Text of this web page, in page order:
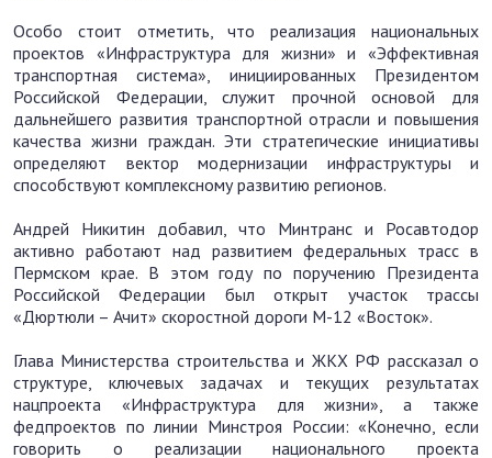
Особо стоит отметить, что реализация национальных
проектов «Инфраструктура для жизни» и «Эффективная
транспортная система», инициированных Президентом
Российской Федерации, служит прочной основой для
дальнейшего развития транспортной отрасли и повышения
качества жизни граждан. Эти стратегические инициативы
определяют вектор модернизации инфраструктуры и
способствуют комплексному развитию регионов.
Андрей Никитин добавил, что Минтранс и Росавтодор
активно работают над развитием федеральных трасс в
Пермском крае. В этом году по поручению Президента
Российской Федерации был открыт участок трассы
«Дюртюли – Ачит» скоростной дороги М-12 «Восток».
Глава Министерства строительства и ЖКХ РФ рассказал о
структуре, ключевых задачах и текущих результатах
нацпроекта «Инфраструктура для жизни», а также
федпроектов по линии Минстроя России: «Конечно, если
говорить о реализации национального проекта